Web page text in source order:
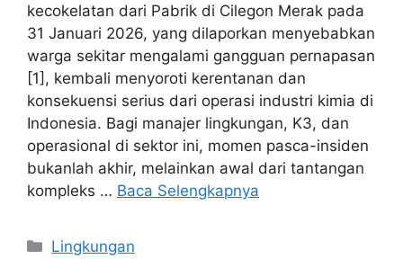
kecokelatan dari Pabrik di Cilegon Merak pada
31 Januari 2026, yang dilaporkan menyebabkan
warga sekitar mengalami gangguan pernapasan
[1], kembali menyoroti kerentanan dan
konsekuensi serius dari operasi industri kimia di
Indonesia. Bagi manajer lingkungan, K3, dan
operasional di sektor ini, momen pasca-insiden
bukanlah akhir, melainkan awal dari tantangan
kompleks … Baca Selengkapnya
Lingkungan